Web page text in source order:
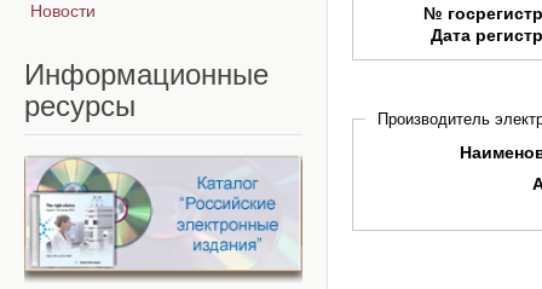
№
Дата
Производитель
Новости
Информационные
ресурсы